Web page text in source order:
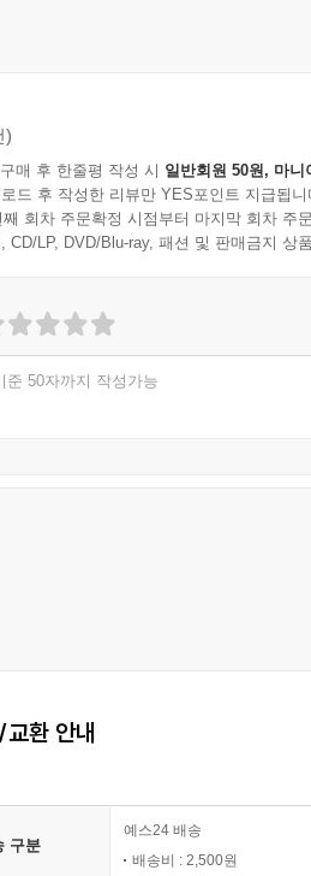
)
매 후 한줄평 작성 시 일반회원 50원, 마니
드 후 작성한 리뷰만 YES포인트 지급됩니
째 회차 주문확정 시점부터 마지막 회차 주
CD/LP, DVD/Blu-ray, 패션 및 판매금지 상
준 50자까지 작성가능
환 안내
구분
예스24 배송
배송비 : 2,500원